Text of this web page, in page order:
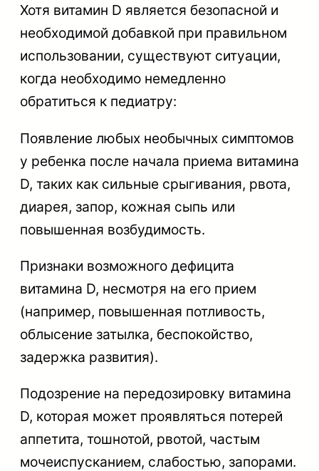
Хотя витамин D является безопасной и
необходимой добавкой при правильном
использовании, существуют ситуации,
когда необходимо немедленно
обратиться к педиатру:
Появление любых необычных симптомов
у ребенка после начала приема витамина
D, таких как сильные срыгивания, рвота,
диарея, запор, кожная сыпь или
повышенная возбудимость.
Признаки возможного дефицита
витамина D, несмотря на его прием
(например, повышенная потливость,
облысение затылка, беспокойство,
задержка развития).
Подозрение на передозировку витамина
D, которая может проявляться потерей
аппетита, тошнотой, рвотой, частым
мочеиспусканием, слабостью, запорами.